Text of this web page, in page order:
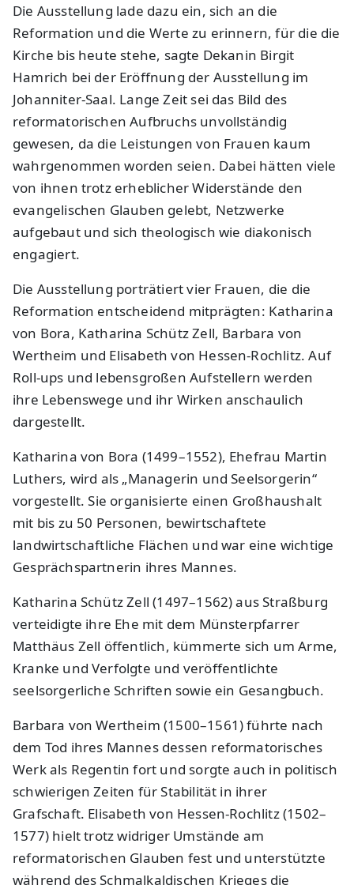
Die Ausstellung lade dazu ein, sich an die
Reformation und die Werte zu erinnern, für die die
Kirche bis heute stehe, sagte Dekanin Birgit
Hamrich bei der Eröffnung der Ausstellung im
Johanniter-Saal. Lange Zeit sei das Bild des
reformatorischen Aufbruchs unvollständig
gewesen, da die Leistungen von Frauen kaum
wahrgenommen worden seien. Dabei hätten viele
von ihnen trotz erheblicher Widerstände den
evangelischen Glauben gelebt, Netzwerke
aufgebaut und sich theologisch wie diakonisch
engagiert.
Die Ausstellung porträtiert vier Frauen, die die
Reformation entscheidend mitprägten: Katharina
von Bora, Katharina Schütz Zell, Barbara von
Wertheim und Elisabeth von Hessen-Rochlitz. Auf
Roll-ups und lebensgroßen Aufstellern werden
ihre Lebenswege und ihr Wirken anschaulich
dargestellt.
Katharina von Bora (1499–1552), Ehefrau Martin
Luthers, wird als „Managerin und Seelsorgerin“
vorgestellt. Sie organisierte einen Großhaushalt
mit bis zu 50 Personen, bewirtschaftete
landwirtschaftliche Flächen und war eine wichtige
Gesprächspartnerin ihres Mannes.
Katharina Schütz Zell (1497–1562) aus Straßburg
verteidigte ihre Ehe mit dem Münsterpfarrer
Matthäus Zell öffentlich, kümmerte sich um Arme,
Kranke und Verfolgte und veröffentlichte
seelsorgerliche Schriften sowie ein Gesangbuch.
Barbara von Wertheim (1500–1561) führte nach
dem Tod ihres Mannes dessen reformatorisches
Werk als Regentin fort und sorgte auch in politisch
schwierigen Zeiten für Stabilität in ihrer
Grafschaft. Elisabeth von Hessen-Rochlitz (1502–
1577) hielt trotz widriger Umstände am
reformatorischen Glauben fest und unterstützte
während des Schmalkaldischen Krieges die